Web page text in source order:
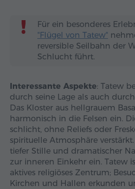
Für ein besonderes
"Flügel von Tatew"
reversible Seilbahn der
Schlucht führt.
Interessante Aspekte: Tatew
durch seine Lage als auch
Das Kloster aus hellgrauem
harmonisch in die Felsen ein.
schlicht, ohne Reliefs oder
spirituelle Atmosphäre
tiefer Stille und dramatischer
zur inneren Einkehr ein. Tatew
aktives religiöses Zentrum;
Kirchen und Hallen erkunden